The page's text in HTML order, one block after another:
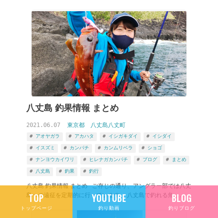
八丈島 釣果情報 まとめ
2021.06.07 東京都 八丈島八丈町
アオヤガラ アカハタ イシガキダイ イシダイ
イスズミ カンパチ カンムリベラ ショゴ
ナンヨウカイワリ ヒレナガカンパチ ブログ まとめ
八丈島 釣果 釣行
八丈島 釣果情報 まとめ ご存じの通り、アングラー部では八丈
島への遠征を定期的に行っています。 八丈島で釣れる魚……
TOP
トップページ
YOUTUBE
釣り動画
BLOG
釣りブログ